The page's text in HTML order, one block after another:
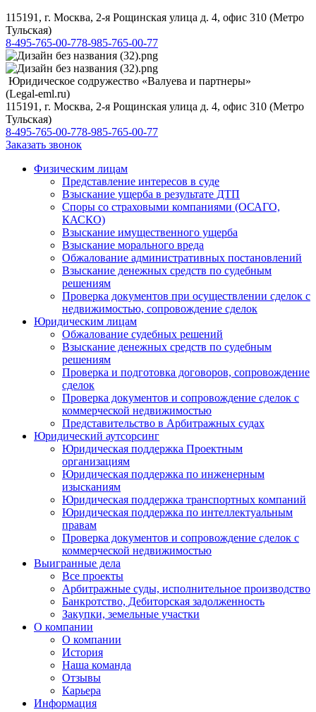
115191, г. Москва, 2-я Рощинская улица д. 4, офис 310 (Метро
Тульская)
8-495-765-00-778-985-765-00-77
Юридическое содружество «Валуева и партнеры»
(Legal-eml.ru)
115191, г. Москва, 2-я Рощинская улица д. 4, офис 310 (Метро
Тульская)
8-495-765-00-778-985-765-00-77
Заказать звонок
Физическим лицам
Представление интересов в суде
Взыскание ущерба в результате ДТП
Споры со страховыми компаниями (ОСАГО,
КАСКО)
Взыскание имущественного ущерба
Взыскание морального вреда
Обжалование административных постановлений
Взыскание денежных средств по судебным
решениям
Проверка документов при осуществлении сделок с
недвижимостью, сопровождение сделок
Юридическим лицам
Обжалование судебных решений
Взыскание денежных средств по судебным
решениям
Проверка и подготовка договоров, сопровождение
сделок
Проверка документов и сопровождение сделок с
коммерческой недвижимостью
Представительство в Арбитражных судах
Юридический аутсорсинг
Юридическая поддержка Проектным
организациям
Юридическая поддержка по инженерным
изысканиям
Юридическая поддержка транспортных компаний
Юридическая поддержка по интеллектуальным
правам
Проверка документов и сопровождение сделок с
коммерческой недвижимостью
Выигранные дела
Все проекты
Арбитражные суды, исполнительное производство
Банкротство, Дебиторская задолженность
Закупки, земельные участки
О компании
О компании
История
Наша команда
Отзывы
Карьера
Информация